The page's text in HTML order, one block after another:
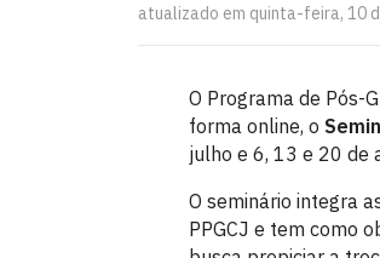
atualizado em quinta-feira, 10
O Programa de Pós-
forma online, o
julho e 6, 13 e 20 de
O seminário integra
PPGCJ e tem como